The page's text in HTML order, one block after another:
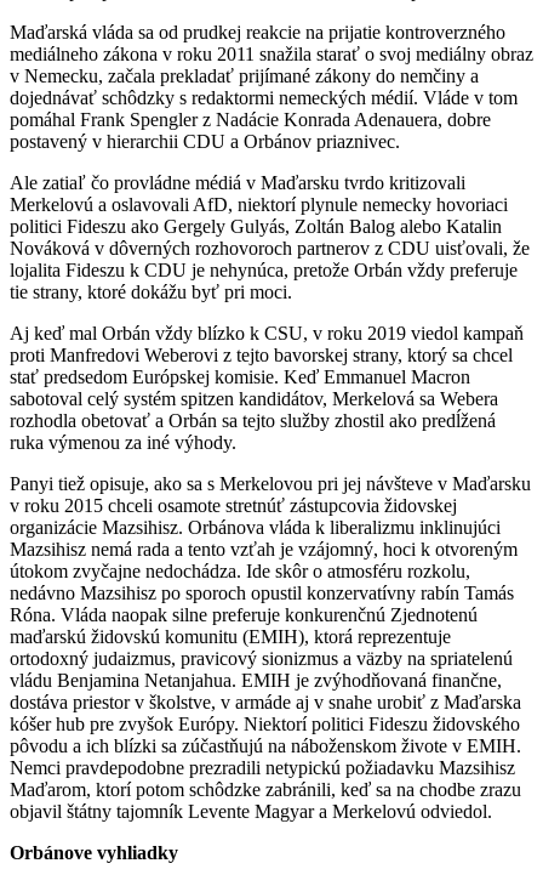
Maďarská vláda sa od prudkej reakcie na prijatie kontroverzného
mediálneho zákona v roku 2011 snažila starať o svoj mediálny obraz
v Nemecku, začala prekladať prijímané zákony do nemčiny a
dojednávať schôdzky s redaktormi nemeckých médií. Vláde v tom
pomáhal Frank Spengler z Nadácie Konrada Adenauera, dobre
postavený v hierarchii CDU a Orbánov priaznivec.
Ale zatiaľ čo provládne médiá v Maďarsku tvrdo kritizovali
Merkelovú a oslavovali AfD, niektorí plynule nemecky hovoriaci
politici Fideszu ako Gergely Gulyás, Zoltán Balog alebo Katalin
Nováková v dôverných rozhovoroch partnerov z CDU uisťovali, že
lojalita Fideszu k CDU je nehynúca, pretože Orbán vždy preferuje
tie strany, ktoré dokážu byť pri moci.
Aj keď mal Orbán vždy blízko k CSU, v roku 2019 viedol kampaň
proti Manfredovi Weberovi z tejto bavorskej strany, ktorý sa chcel
stať predsedom Európskej komisie. Keď Emmanuel Macron
sabotoval celý systém spitzen kandidátov, Merkelová sa Webera
rozhodla obetovať a Orbán sa tejto služby zhostil ako predĺžená
ruka výmenou za iné výhody.
Panyi tiež opisuje, ako sa s Merkelovou pri jej návšteve v Maďarsku
v roku 2015 chceli osamote stretnúť zástupcovia židovskej
organizácie Mazsihisz. Orbánova vláda k liberalizmu inklinujúci
Mazsihisz nemá rada a tento vzťah je vzájomný, hoci k otvoreným
útokom zvyčajne nedochádza. Ide skôr o atmosféru rozkolu,
nedávno Mazsihisz po sporoch opustil konzervatívny rabín Tamás
Róna. Vláda naopak silne preferuje konkurenčnú Zjednotenú
maďarskú židovskú komunitu (EMIH), ktorá reprezentuje
ortodoxný judaizmus, pravicový sionizmus a väzby na spriatelenú
vládu Benjamina Netanjahua. EMIH je zvýhodňovaná finančne,
dostáva priestor v školstve, v armáde aj v snahe urobiť z Maďarska
kóšer hub pre zvyšok Európy. Niektorí politici Fideszu židovského
pôvodu a ich blízki sa zúčastňujú na náboženskom živote v EMIH.
Nemci pravdepodobne prezradili netypickú požiadavku Mazsihisz
Maďarom, ktorí potom schôdzke zabránili, keď sa na chodbe zrazu
objavil štátny tajomník Levente Magyar a Merkelovú odviedol.
Orbánove vyhliadky